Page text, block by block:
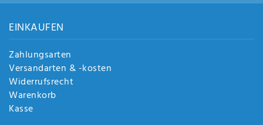
EINKAUFEN
Zahlungsarten
Versandarten & -kosten
Widerrufsrecht
Warenkorb
Kasse